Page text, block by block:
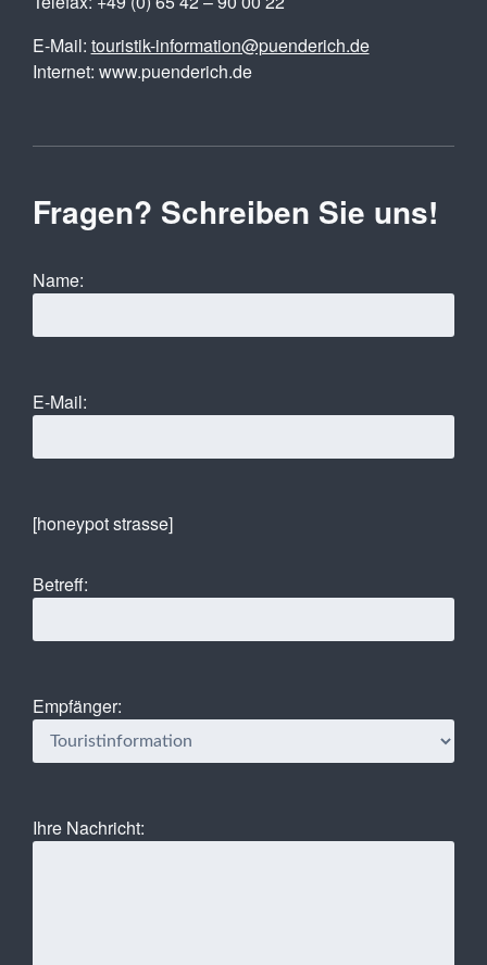
E-Mail: touristik-information@puenderich.de
Internet: www.puenderich.de
Fragen? Schreiben Sie uns!
Name:
E-Mail:
[honeypot strasse]
Betreff:
Empfänger:
Ihre Nachricht: